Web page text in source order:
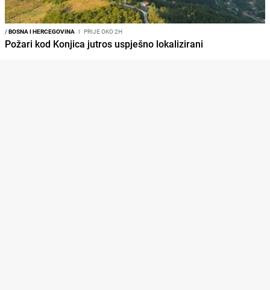
/BOSNA I HERCEGOVINA I PRIJE OKO 2H
Požari kod Konjica jutros uspješno lokalizirani